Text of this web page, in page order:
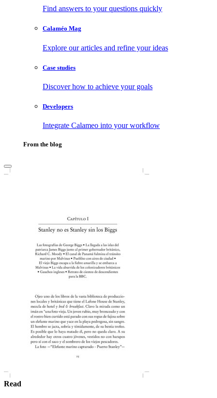
Find answers to your questions quickly
Calaméo Mag
Explore our articles and refine your ideas
Case studies
Discover how to achieve your goals
Developers
Integrate Calameo into your workflow
From the blog
Read